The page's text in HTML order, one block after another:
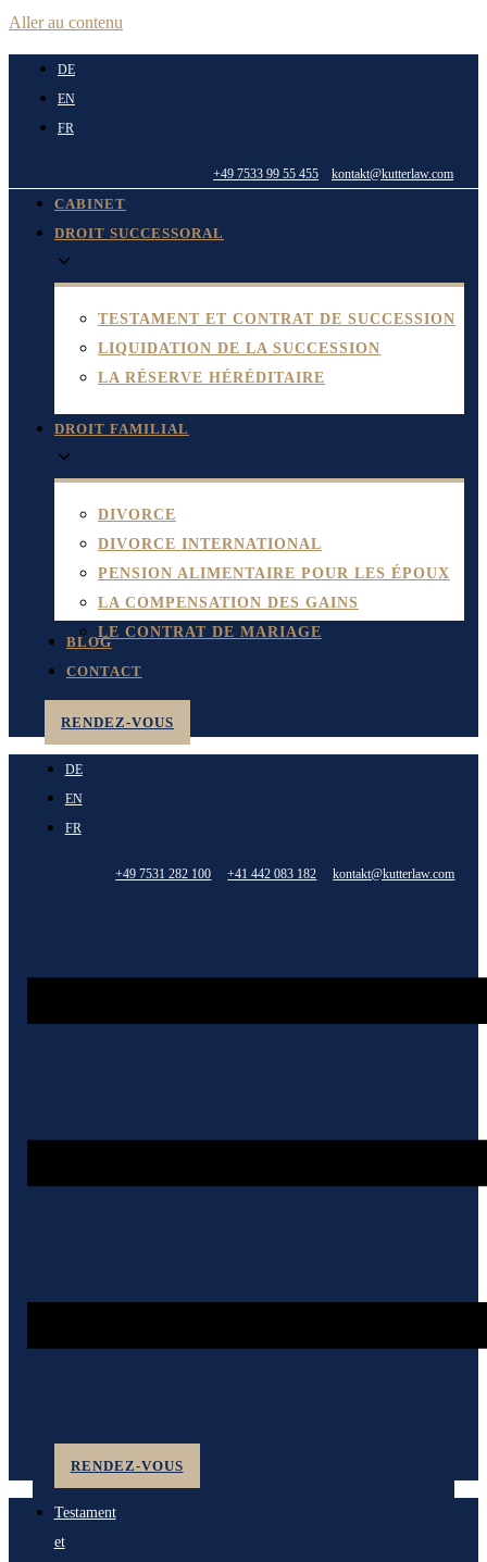
Aller au contenu
DE
EN
FR
+49 7533 99 55 455 kontakt@kutterlaw.com
CABINET
DROIT SUCCESSORAL
TESTAMENT ET CONTRAT DE SUCCESSION
LIQUIDATION DE LA SUCCESSION
LA RÉSERVE HÉRÉDITAIRE
DROIT FAMILIAL
DIVORCE
DIVORCE INTERNATIONAL
PENSION ALIMENTAIRE POUR LES ÉPOUX
LA COMPENSATION DES GAINS
LE CONTRAT DE MARIAGE
BLOG
CONTACT
RENDEZ-VOUS
DE
EN
FR
+49 7531 282 100 +41 442 083 182 kontakt@kutterlaw.com
RENDEZ-VOUS
Testament
et